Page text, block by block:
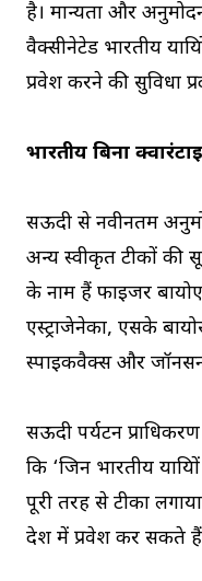
है। मान्यता और
वैक्सीनेटेड भारतीय
प्रवेश करने की सुविधा
भारतीय बिना
सऊदी से नवीनतम
अन्य स्वीकृत टीकों की
के‌ नाम हैं फाइजर
एस्ट्राजेनेका, एसके
स्पाइकवैक्स और
सऊदी पर्यटन
कि ‘जिन भारतीय
पूरी तरह से टीका
देश में प्रवेश कर सकते